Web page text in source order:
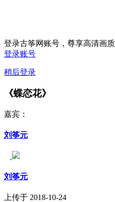
登录古筝网账号，尊享高清画质
登录账号
稍后登录
《蝶恋花》
嘉宾：
刘筝元
刘筝元
上传于 2018-10-24